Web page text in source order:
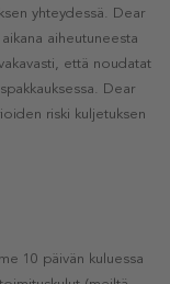
yhteydessä. Dear
aiheutuneesta
että noudatat
Dear
riski kuljetuksen
10 päivän kuluessa